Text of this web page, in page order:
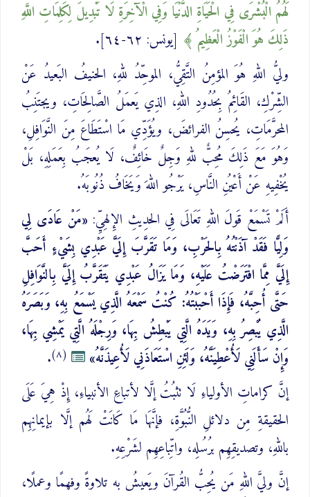
لَهُمُ الْبُشْرَى فِي الْحَيَاةِ الدُّنْيَا وَفِي الْآخِرَةِ لَا تَبْدِيلَ لِكَلِمَاتِ اللَّهِ
ذَلِكَ هُوَ الْفَوْزُ الْعَظِيمُ
[يونس: ٦٢-٦٤].
وليُّ اللهِ هُوَ المؤمِنُ التَّقِيُّ، الموحِّدُ للهِ، الحنيفُ البَعيدُ عَنْ
الشِّرْكِ، القَائِمُ بِحُدُودِ اللهِ، الذِي يَعمَلُ الصَّالِحَاتِ، ويجتَنِبُ
المحرَّمَاتِ، يُحسِنُ الفرائضَ، ويُؤَدِّي مَا اسْتَطَاعَ مِنَ النَّوَافِلِ،
وَهُوَ مَعَ ذَلِكَ مُحِبٌّ للهِ وَجِلٌ خَائِفٌ، لَا يُعجَبُ بِعَمَلِهِ، بَلْ
يُخْفِيهِ عَنْ أَعْيُنِ النَّاسِ، يَرْجُو اللهَ وَيَخَافُ ذُنُوبَهُ.
أَلَمْ تَسْمَعْ قَولَ اللهِ تَعَالَى فِي الحدِيثِ الإِلهِيِّ: «مَنْ عَادَى لِي
وَلِيًّا فَقَدْ آذَنْتُهُ بِالحَرْبِ، وَمَا تَقَرَّبَ إِلَيَّ عَبْدِي بِشَيْءٍ أَحَبَّ
إِلَيَّ مِمَّا افْتَرَضْتُ عَلَيْهِ، وَمَا يَزَالُ عَبْدِي يَتَقَرَّبُ إِلَيَّ بِالنَّوَافِلِ
حَتَّى أُحِبَّهُ، فَإِذَا أَحْبَبْتُهُ: كُنْتُ سَمْعَهُ الَّذِي يَسْمَعُ بِهِ، وَبَصَرَهُ
الَّذِي يُبْصِرُ بِهِ، وَيَدَهُ الَّتِي يَبْطِشُ بِهَا، وَرِجْلَهُ الَّتِي يَمْشِي بِهَا،
وَإِنْ سَأَلَنِي لَأُعْطِيَنَّهُ، وَلَئِنِ اسْتَعَاذَنِي لَأُعِيذَنَّهُ»
(٨)
.
إنَّ كراماتِ الأولياءِ لَا تثبُتُ إلَّا لأتباعِ الأنبياءِ، إِذْ هِيَ عَلَى
الحقيقةِ مِن دلائلِ النُّبُوَّةِ، فإنَّهَا مَا كَانَتْ لَهُم إلَّا بإيمانِهِم
باللهِ، وتصديقِهِم برُسُلِه، واتِّباعِهِم لشَرْعِهِ.
إنَّ وليَّ اللهِ مَن يُحِبُّ القُرآنَ ويَعيشُ به تلاوةً وفهمًا وعملًا،